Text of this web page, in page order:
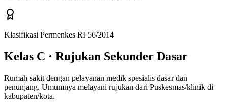
Klasifikasi Permenkes RI 56/2014
Kelas C · Rujukan Sekunder Dasar
Rumah sakit dengan pelayanan medik spesialis dasar dan
penunjang. Umumnya melayani rujukan dari Puskesmas/klinik di
kabupaten/kota.